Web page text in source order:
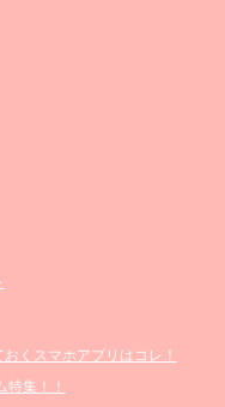
くスマホアプリはコレ！
特集！！